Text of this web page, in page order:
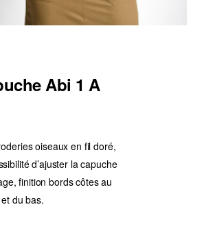
Abi 1 A
oiseaux en fil doré,
d’ajuster la capuche
finition bords côtes au
du bas.